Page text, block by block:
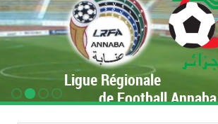
Ligue Régionale
de Football Annaba